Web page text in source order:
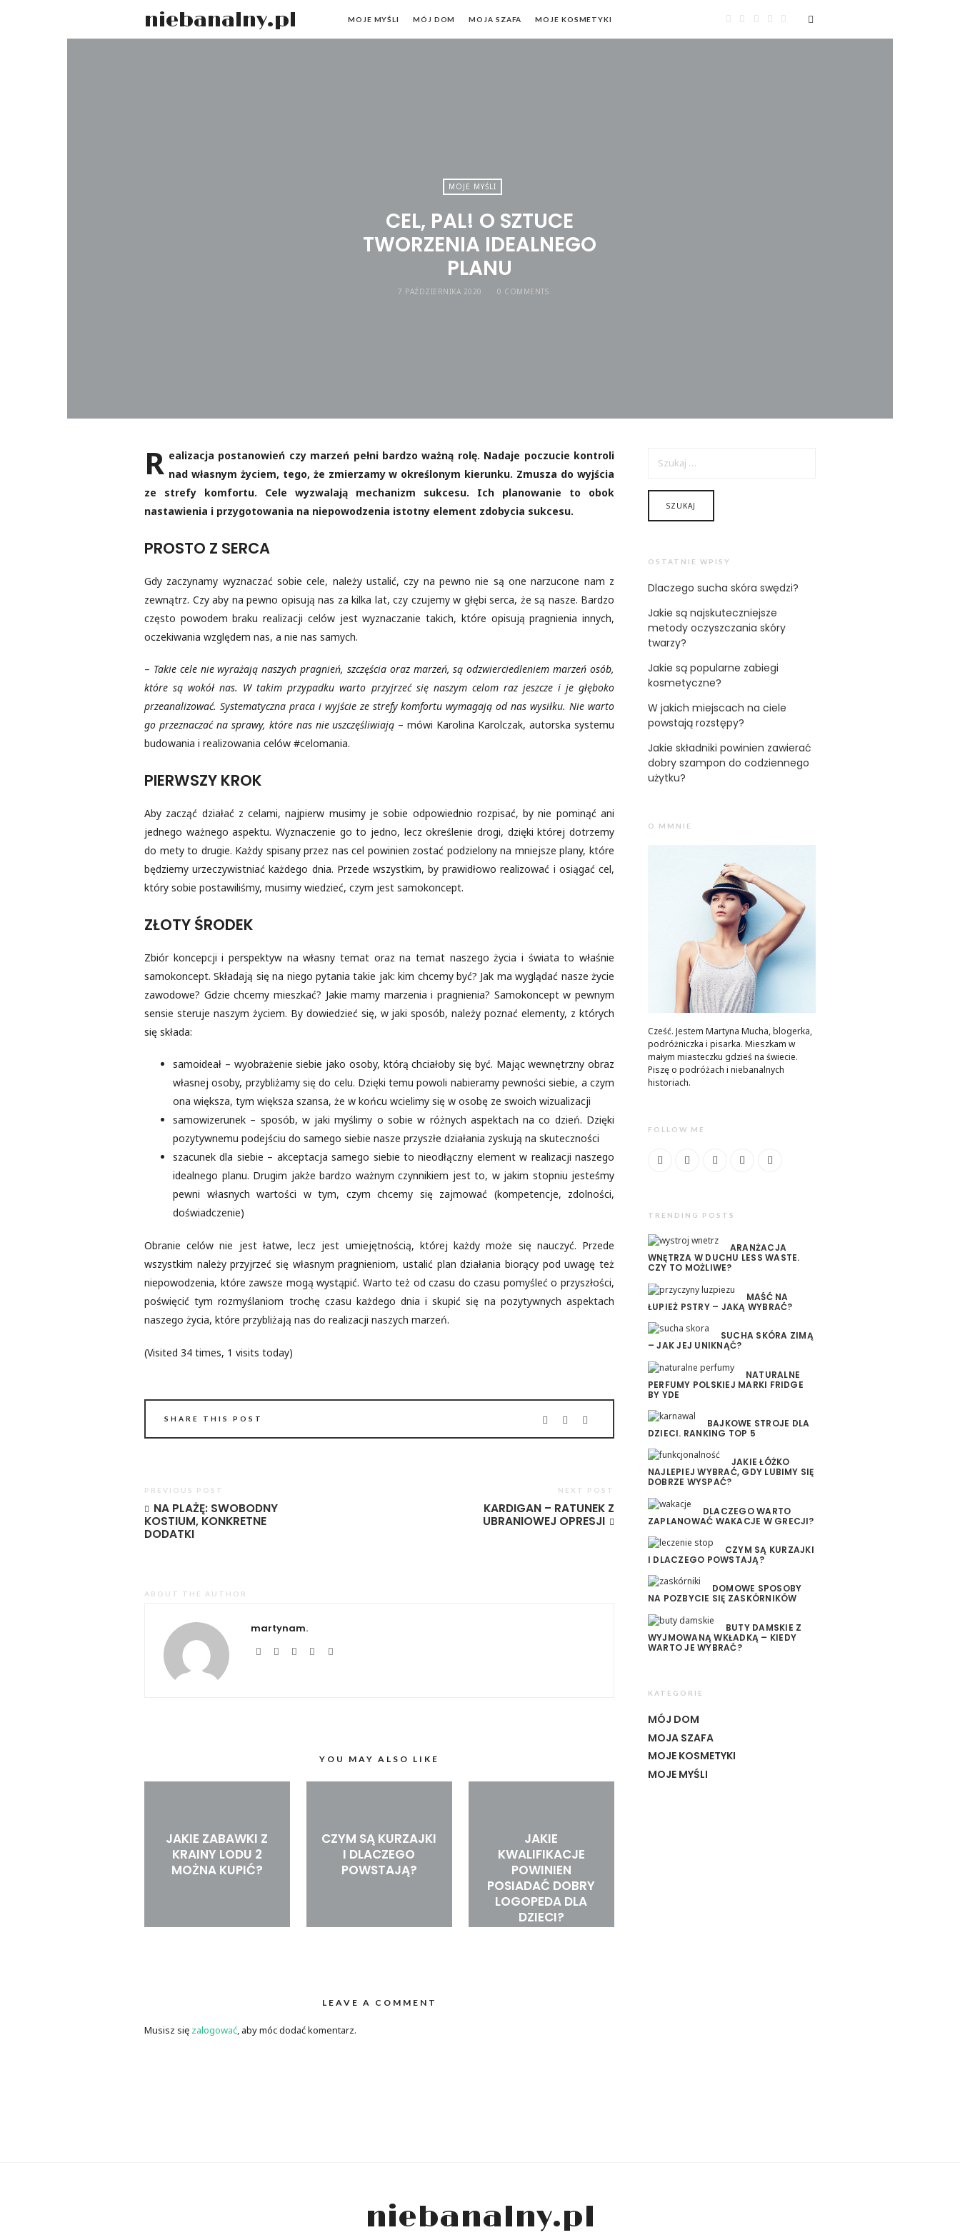
niebanalny.pl MOJE MYŚLI MÓJ DOM MOJA SZAFA MOJE KOSMETYKI
MOJE MYŚLI
CEL, PAL! O SZTUCE
TWORZENIA IDEALNEGO
PLANU
7 PAŹDZIERNIKA 2020 0 COMMENTS
R ealizacja postanowień czy marzeń pełni bardzo ważną rolę. Nadaje poczucie kontroli
nad własnym życiem, tego, że zmierzamy w określonym kierunku. Zmusza do wyjścia
ze strefy komfortu. Cele wyzwalają mechanizm sukcesu. Ich planowanie to obok
nastawienia i przygotowania na niepowodzenia istotny element zdobycia sukcesu.
PROSTO Z SERCA
Gdy zaczynamy wyznaczać sobie cele, należy ustalić, czy na pewno nie są one narzucone nam z
zewnątrz. Czy aby na pewno opisują nas za kilka lat, czy czujemy w głębi serca, że są nasze. Bardzo
często powodem braku realizacji celów jest wyznaczanie takich, które opisują pragnienia innych,
oczekiwania względem nas, a nie nas samych.
– Takie cele nie wyrażają naszych pragnień, szczęścia oraz marzeń, są odzwierciedleniem marzeń osób,
które są wokół nas. W takim przypadku warto przyjrzeć się naszym celom raz jeszcze i je głęboko
przeanalizować. Systematyczna praca i wyjście ze strefy komfortu wymagają od nas wysiłku. Nie warto
go przeznaczać na sprawy, które nas nie uszczęśliwiają – mówi Karolina Karolczak, autorska systemu
budowania i realizowania celów #celomania.
PIERWSZY KROK
Aby zacząć działać z celami, najpierw musimy je sobie odpowiednio rozpisać, by nie pominąć ani
jednego ważnego aspektu. Wyznaczenie go to jedno, lecz określenie drogi, dzięki której dotrzemy
do mety to drugie. Każdy spisany przez nas cel powinien zostać podzielony na mniejsze plany, które
będziemy urzeczywistniać każdego dnia. Przede wszystkim, by prawidłowo realizować i osiągać cel,
który sobie postawiliśmy, musimy wiedzieć, czym jest samokoncept.
ZŁOTY ŚRODEK
Zbiór koncepcji i perspektyw na własny temat oraz na temat naszego życia i świata to właśnie
samokoncept. Składają się na niego pytania takie jak: kim chcemy być? Jak ma wyglądać nasze życie
zawodowe? Gdzie chcemy mieszkać? Jakie mamy marzenia i pragnienia? Samokoncept w pewnym
sensie steruje naszym życiem. By dowiedzieć się, w jaki sposób, należy poznać elementy, z których
się składa:
samoideał – wyobrażenie siebie jako osoby, którą chciałoby się być. Mając wewnętrzny obraz
własnej osoby, przybliżamy się do celu. Dzięki temu powoli nabieramy pewności siebie, a czym
ona większa, tym większa szansa, że w końcu wcielimy się w osobę ze swoich wizualizacji
samowizerunek – sposób, w jaki myślimy o sobie w różnych aspektach na co dzień. Dzięki
pozytywnemu podejściu do samego siebie nasze przyszłe działania zyskują na skuteczności
szacunek dla siebie – akceptacja samego siebie to nieodłączny element w realizacji naszego
idealnego planu. Drugim jakże bardzo ważnym czynnikiem jest to, w jakim stopniu jesteśmy
pewni własnych wartości w tym, czym chcemy się zajmować (kompetencje, zdolności,
doświadczenie)
Obranie celów nie jest łatwe, lecz jest umiejętnością, której każdy może się nauczyć. Przede
wszystkim należy przyjrzeć się własnym pragnieniom, ustalić plan działania biorący pod uwagę też
niepowodzenia, które zawsze mogą wystąpić. Warto też od czasu do czasu pomyśleć o przyszłości,
poświęcić tym rozmyślaniom trochę czasu każdego dnia i skupić się na pozytywnych aspektach
naszego życia, które przybliżają nas do realizacji naszych marzeń.
(Visited 34 times, 1 visits today)
SHARE THIS POST
PREVIOUS POST
NA PLAŻĘ: SWOBODNY
KOSTIUM, KONKRETNE
DODATKI
NEXT POST
KARDIGAN – RATUNEK Z
UBRANIOWEJ OPRESJI
ABOUT THE AUTHOR
martynam.
YOU MAY ALSO LIKE
JAKIE ZABAWKI Z
KRAINY LODU 2
MOŻNA KUPIĆ?
CZYM SĄ KURZAJKI
I DLACZEGO
POWSTAJĄ?
JAKIE
KWALIFIKACJE
POWINIEN
POSIADAĆ DOBRY
LOGOPEDA DLA
DZIECI?
LEAVE A COMMENT
Musisz się zalogować, aby móc dodać komentarz.
OSTATNIE WPISY
Dlaczego sucha skóra swędzi?
Jakie są najskuteczniejsze
metody oczyszczania skóry
twarzy?
Jakie są popularne zabiegi
kosmetyczne?
W jakich miejscach na ciele
powstają rozstępy?
Jakie składniki powinien zawierać
dobry szampon do codziennego
użytku?
O MMNIE
Cześć. Jestem Martyna Mucha, blogerka,
podróżniczka i pisarka. Mieszkam w
małym miasteczku gdzieś na świecie.
Piszę o podróżach i niebanalnych
historiach.
FOLLOW ME
TRENDING POSTS
ARANŻACJA
WNĘTRZA W DUCHU LESS WASTE.
CZY TO MOŻLIWE?
MAŚĆ NA
ŁUPIEŻ PSTRY – JAKĄ WYBRAĆ?
SUCHA SKÓRA ZIMĄ
– JAK JEJ UNIKNĄĆ?
NATURALNE
PERFUMY POLSKIEJ MARKI FRIDGE
BY YDE
BAJKOWE STROJE DLA
DZIECI. RANKING TOP 5
JAKIE ŁÓŻKO
NAJLEPIEJ WYBRAĆ, GDY LUBIMY SIĘ
DOBRZE WYSPAĆ?
DLACZEGO WARTO
ZAPLANOWAĆ WAKACJE W GRECJI?
CZYM SĄ KURZAJKI
I DLACZEGO POWSTAJĄ?
DOMOWE SPOSOBY
NA POZBYCIE SIĘ ZASKÓRNIKÓW
BUTY DAMSKIE Z
WYJMOWANĄ WKŁADKĄ – KIEDY
WARTO JE WYBRAĆ?
KATEGORIE
MÓJ DOM
MOJA SZAFA
MOJE KOSMETYKI
MOJE MYŚLI
niebanalny.pl